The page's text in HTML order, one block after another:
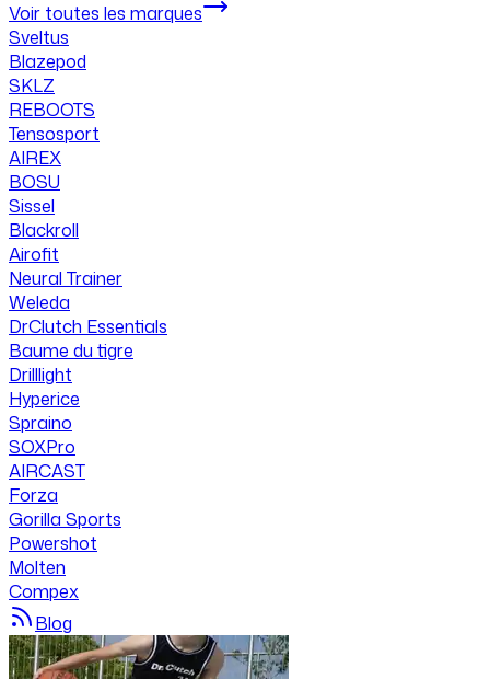
Voir toutes les marques
Sveltus
Blazepod
SKLZ
REBOOTS
Tensosport
AIREX
BOSU
Sissel
Blackroll
Airofit
Neural Trainer
Weleda
DrClutch Essentials
Baume du tigre
Drilllight
Hyperice
Spraino
SOXPro
AIRCAST
Forza
Gorilla Sports
Powershot
Molten
Compex
Blog